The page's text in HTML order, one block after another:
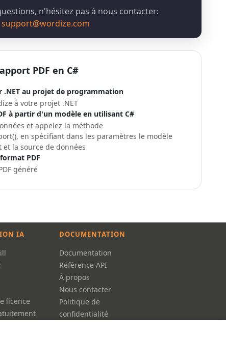
n'hésitez pas à nous contacter:
support@wordize.com
PDF en C#
.NET au projet de programmation
à votre projet .NET
à partir d'un modèle en utilisant C#
et appelez la méthode
, en spécifiant dans les paramètres le modèle
et la source de données
PDF
généré
IA
licence
DOCUMENTATION
Documentation
Référence API
À propos
Nous contacter
Politique de
confidentialité